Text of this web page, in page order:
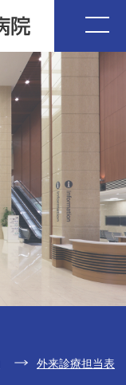
外来診療担当表